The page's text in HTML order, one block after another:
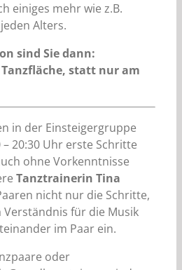
einiges mehr wie z.B.
Alters.
sind Sie dann:
statt nur am
in der Einsteigergruppe
20:30 Uhr erste Schritte
ohne Vorkenntnisse
Tanztrainerin Tina
nicht nur die Schritte,
für die Musik
im Paar ein.
oder